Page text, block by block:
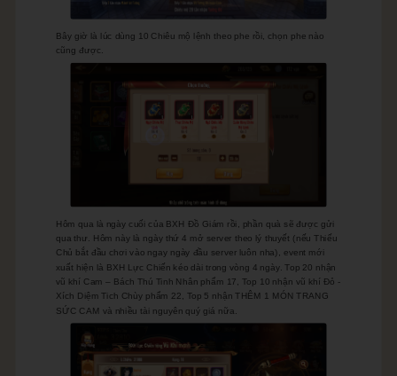
Bây giờ là lúc dùng 10 Chiêu mộ lệnh theo phe rồi, chọn phe nào
cũng được.
Hôm qua là ngày cuối của BXH Đồ Giám rồi, phần quà sẽ được gửi
qua thư. Hôm này là ngày thứ 4 mở server theo lý thuyết (nếu Thiếu
Chủ bắt đầu chơi vào ngay ngày đầu server luôn nha), event mới
xuất hiện là BXH Lực Chiến kéo dài trong vòng 4 ngày. Top 20 nhận
vũ khí Cam – Bách Thú Tinh Nhân phẩm 17, Top 10 nhận vũ khí Đỏ -
Xích Diệm Tich Chùy phẩm 22, Top 5 nhận THÊM 1 MÓN TRANG
SỨC CAM và nhiều tài nguyên quý giá nữa.